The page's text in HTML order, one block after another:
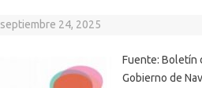
septiembre 24, 2025
Fuente: Boletín
Gobierno de